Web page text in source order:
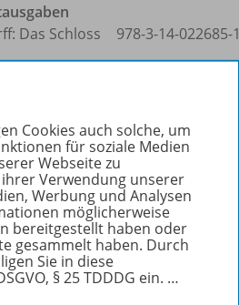
Das Schloss
978-3-14-022685-1
Cookies auch solche, um
für soziale Medien
Webseite zu
Verwendung unserer
Werbung und Analysen
möglicherweise
bereitgestellt haben oder
gesammelt haben. Durch
Sie in diese
§ 25 TDDDG ein. …